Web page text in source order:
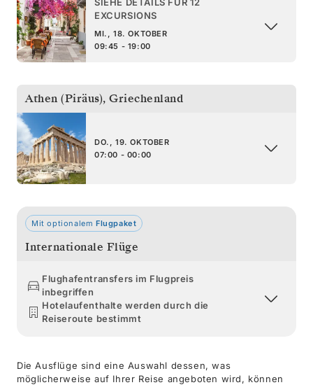
EXCURSIONS
MI., 18. OKTOBER
09:45 - 19:00
Athen (Piräus), Griechenland
DO., 19. OKTOBER
07:00 - 00:00
Mit optionalem Flugpaket
Internationale Flüge
Flughafentransfers im Flugpreis
inbegriffen
Hotelaufenthalte werden durch die
Reiseroute bestimmt
Die Ausflüge sind eine Auswahl dessen, was
möglicherweise auf Ihrer Reise angeboten wird, können